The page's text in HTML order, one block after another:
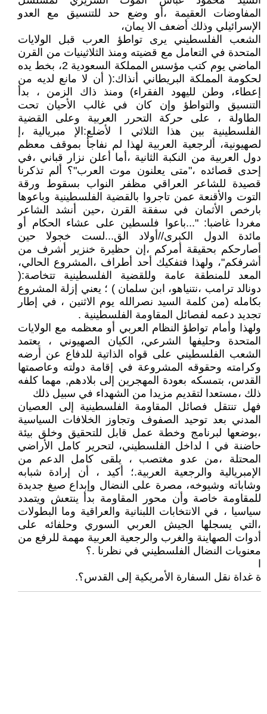
المفاوضات العقيمة ،أو وضع حد للتنسيق مع العدو
الإسرائيلي وذلك أضعف الا يمان،
الشعب الفلسطيني يرى تواطؤ العرب قبل الولايات
المتحدة في التعامل مع قضيته ومنذ الثلاثينيات من القرن
الماضي يوم كتب مؤسس المملكة السعودية 2، بخط يده
لحكومة المملكة البريطاني أنذاك:( أن لا مانع لديه من
إعطاء، وطن لليهود الفقراء) ومنذ ذاك الزمن ، بدأ
التنسيق والتواطؤ وإن كان في غالب الأحيان تحت
الطاولة ، على حركة التحرر العربية وعلى القضية
الفلسطينية بين هذا الثلاثي ا لأضلع:الإ مبريالية ،إ
لصهيونية، ألرجعية العربية لهذا لم نفاجأ بموقف معظم
دول العربية من النكبة الثانية ،أما أعلن نزار قباني ،في
إحدى قصائده ،"متى يعلنون موت العرب"؟ ألم تذكرنا
قصيدة للشاعر العراقي مظفر النواب بسقوط ورقة
التوت والأقنعة عمن تاجروا بالقضية الفلسطينية وباعوها
بارخص الأثمان في سفقة القرن ،حين أنشد الشاعر
مغردا غاضبا: "...باعوا فلسطين على عشاء الحكام أو
مائدة الدول الكبرى//أولاد الق...لست خجولا حين
أصارحكم بحقيقة أمركم ،إن حظيرة خنزير أشرف من
أشرفكم"، ولهذا فتفكيك أحد أطراف ،المشروع الحالي،
المعد للمنطقة عامة وللقضية الفلسطينية تتخاصة:(
دونالد ترامب ،نتنياهو، ابن سلمان ) ؛ يعني إزلة المشروع
بكامله (من كلمة السيد نصرالله يوم الاثنين ، في إطار
تجديد دعمه لفصائل المقاومة الفلسطينية .
ولهذا وأمام تواطؤ النظام العربي أو معظمه مع الولايات
المتحدة وحليفها الشرعي، الكيان الصهيوني ، يعتمد
الشعب الفلسطيني على قواه الذاتية للدفاع عن أرضه
وكرامته وحقوقه المشروعة في إقامة دولته وعاصمتها
القدس، بتمسكه بعودة المهجرين إلى بلادهم, مهما كلفه
ذلك ،مستعدا لتقديم مزيدا من الشهداء في سبيل ذلك
فهل تنتقل فصائل المقاومة الفلسطينية إلى العصيان
المدني بعد توحيد الصفوف وتجاوز الخلافات السياسية
،بوضعها لبرنامج وخطة عمل قابل للتحقيق وخلق بيئة
حاضنة في ا لداخل الفلسطيني، لتحرير كامل اﻷراضي
المحتلة ،من عدو مغتصب ، يلقى كامل الدعم من
الإمبريالية والرجعية العربية.؛ أكيد ، أن إرادة شبابه
وشاباته وشيوخه، مصرة على النضال وإبداع صيغ جديدة
للمقاومة خاصة وأن محور المقاومة بدأ ينتعش ويتمدد
سياسيا ، في الانتخابات اللبنانية والعراقية وما البطولات
،التي يسجلها الجيش العربي السوري وحلفائه على
أدوات الصهاينة والغرب والرجعية العربية مهمة للرفع من
معنويات النضال الفلسطيني في نظرنا .؟
ة غداة نقل السفارة الأمريكية إلى القدس؟.